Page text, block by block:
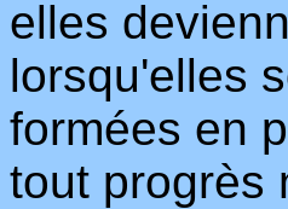
elles
lorsqu'elles
formées en
tout progrès